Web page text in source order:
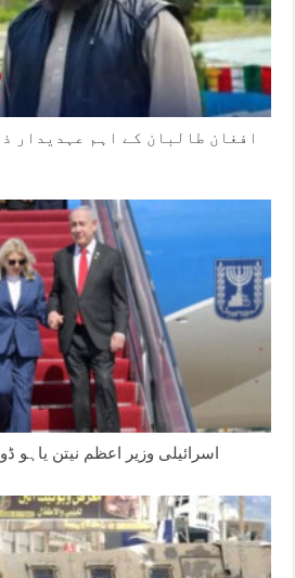
افغان طالبان کے اہم عہدیدار
اسرائیلی وزیر اعظم نیتن یاہو